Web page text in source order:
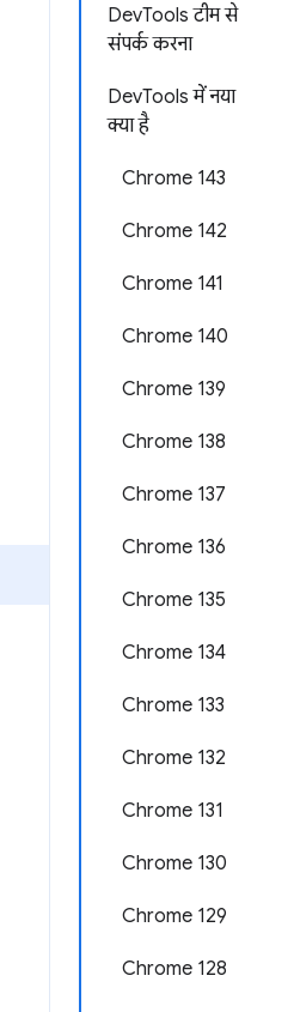
DevTools टीम से
संपर्क करना
DevTools में नया
क्या है
Chrome 143
Chrome 142
Chrome 141
Chrome 140
Chrome 139
Chrome 138
Chrome 137
Chrome 136
Chrome 135
Chrome 134
Chrome 133
Chrome 132
Chrome 131
Chrome 130
Chrome 129
Chrome 128